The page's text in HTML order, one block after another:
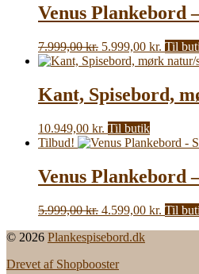
var:
7.999,00 kr..
Venus Plankebord
7.999,00kr. Den
oprindelige
var:
7.999,00 kr..
5.999,00 kr. Den
aktuelle
er:
Til
Kant, Spisebord,
10.949,00 kr. Til butik
Tilbud!
Venus Plankebord
5.999,00kr. Den
pris
5.999,00 kr..
4.599,00 kr. Den
Til
© 2026 Plankespisebord.dk
Drevet af Shopbooster